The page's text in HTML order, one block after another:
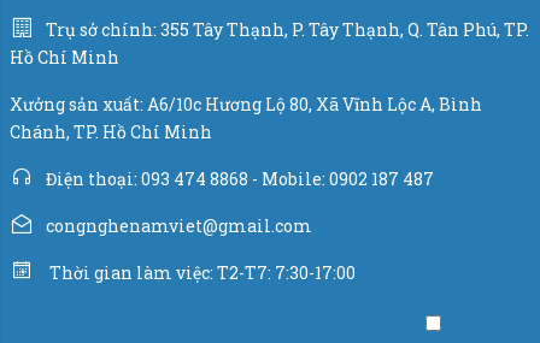
Trụ sở chính: 355 Tây Thạnh, P. Tây Thạnh, Q. Tân Phú, TP.
Hồ Chí Minh
Xưởng sản xuất: A6/10c Hương Lộ 80, Xã Vĩnh Lộc A, Bình
Chánh, TP. Hồ Chí Minh
Điện thoại: 093 474 8868 - Mobile: 0902 187 487
congnghenamviet@gmail.com
Thời gian làm việc: T2-T7: 7:30-17:00